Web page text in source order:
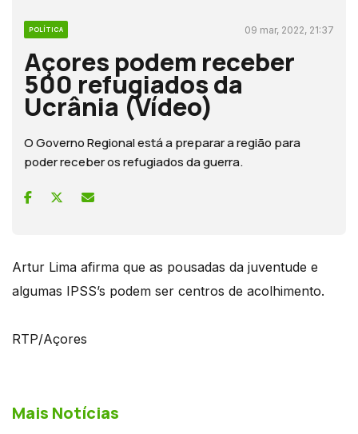
POLÍTICA 09 mar, 2022, 21:37
Açores podem receber
500 refugiados da
Ucrânia (Vídeo)
O Governo Regional está a preparar a região para
poder receber os refugiados da guerra.
Artur Lima afirma que as pousadas da juventude e
algumas IPSS’s podem ser centros de acolhimento.
RTP/Açores
Mais Notícias